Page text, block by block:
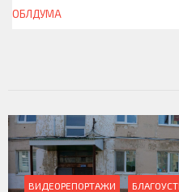
ВЧЕРА, 23:13
ОБЛДУМА
ВИДЕОРЕПОРТАЖИ